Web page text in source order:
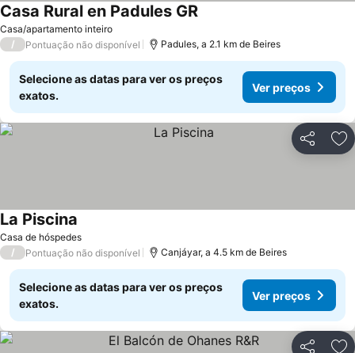
Casa/apartamento inteiro
Casa Rural en Padules GR
/ Pontuação não disponível Padules, a 2.1 km de Beires
Selecione as datas para ver os preços
exatos.
Ver preços
Partilhar
Casa de hóspedes
La Piscina
/ Pontuação não disponível Canjáyar, a 4.5 km de Beires
Selecione as datas para ver os preços
exatos.
Ver preços